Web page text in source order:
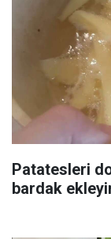
Patatesleri
bardak